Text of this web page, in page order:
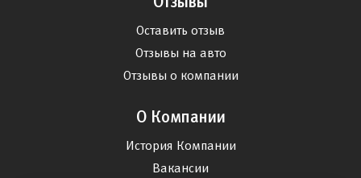
Оставить отзыв
Отзывы на авто
Отзывы о компании
О Компании
История Компании
Вакансии